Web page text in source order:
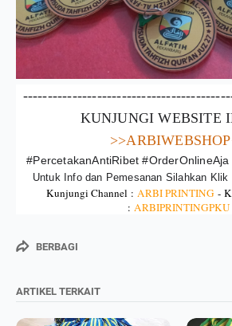
#PercetakanAntiRibet
Untuk Info dan Pemesanan Silahkan Klik
Kunjungi Channel : ARBI PRINTING -
: ARBIPRINTINGPKU
BERBAGI
ARTIKEL TERKAIT